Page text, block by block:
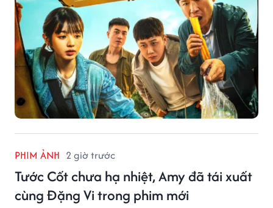
PHIM ẢNH 2 giờ trước
Tước Cốt chưa hạ nhiệt, Amy đã tái xuất
cùng Đặng Vi trong phim mới